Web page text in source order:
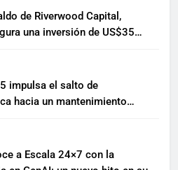
de Riverwood Capital,
una inversión de US$35
impulsa el salto de
hacia un mantenimiento
a Escala 24×7 con la